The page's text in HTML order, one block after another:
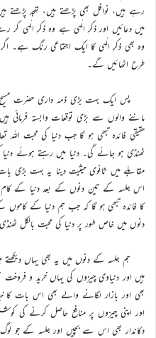
رہے ہیں، نوافل بھی پڑھتے ہیں، تہجد
میں دعائیں اور ذکرِ الٰہی ہے وہ ذکرِ الٰہی کر
وہ بھی ذکرِ الٰہی کا ایک اجتماعی رنگ ہے۔
طرح اٹھائیں گے۔
پس ایک بہت بڑی ذمہ داری حضرت مسیح
ماننے والوں سے بڑی توقعات وابستہ فرمائی
حقیقی فائدہ تبھی ہو گا جب دنیا کی محبت
ٹھنڈی ہو جائے گی۔ دنیا میں رہتے ہوئے
مقابلے میں ثانوی حیثیت دینا یہ بہت بڑی
اس جلسہ کے تین دنوں کے بعد دنیا کے
کا فائدہ تبھی ہو گا کہ جب ہم دنیا کے
دنوں میں خاص طور پر دنیا کی محبت بالکل
ہم جلسہ کے دنوں میں یہ بھی یہاں دیکھتے
ہیں اور دنیاوی چیزوں کی یہاں خرید و
بھی اور بازار لگانے والے بھی اس بات کا
اور اپنی چیزوں پر منافع حاصل کرنے کی
دکاندار بھی اس سے بچیں اور جلسہ کے جو لوگ